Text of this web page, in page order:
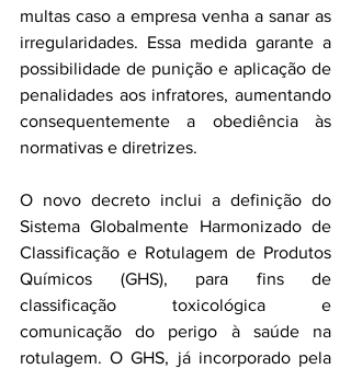
multas caso a empresa venha a sanar as
irregularidades. Essa medida garante a
possibilidade de punição e aplicação de
penalidades aos infratores, aumentando
consequentemente a obediência às
normativas e diretrizes.
O novo decreto inclui a definição do
Sistema Globalmente Harmonizado de
Classificação e Rotulagem de Produtos
Químicos (GHS), para fins de
classificação toxicológica e
comunicação do perigo à saúde na
rotulagem. O GHS, já incorporado pela